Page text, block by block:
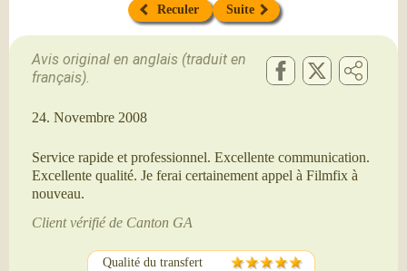
Reculer Suite
Avis original en anglais (traduit en
français).
24. Novembre 2008
Service rapide et professionnel. Excellente communication.
Excellente qualité. Je ferai certainement appel à Filmfix à
nouveau.
Client vérifié de Canton GA
Qualité du transfert